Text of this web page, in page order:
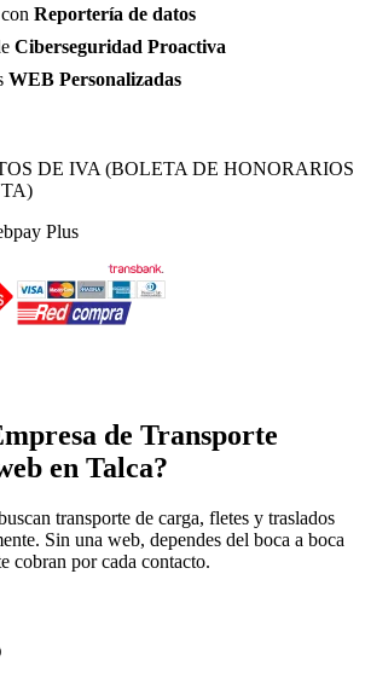
Reportería de datos
Ciberseguridad Proactiva
WEB Personalizadas
DE IVA (BOLETA DE HONORARIOS
Plus
de Transporte
en Talca?
transporte de carga, fletes y traslados
Sin una web, dependes del boca a boca
cobran por cada contacto.